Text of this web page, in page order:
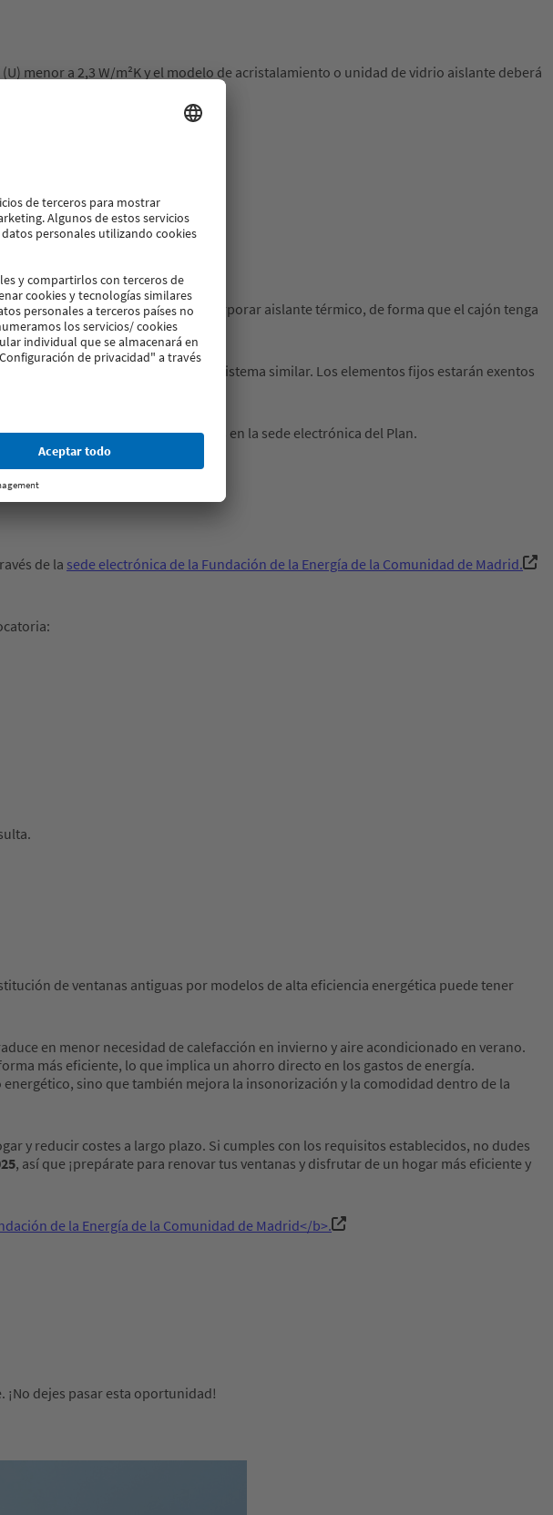
menor a 2,3 W/m²K y el modelo de acristalamiento o unidad de vidrio aislante deberá
España.
al aire clase 4 e incorporar aislante térmico, de forma que el cajón tenga
de rebajo en la hoja pasiva o sistema similar. Los elementos fijos estarán exentos
y motor deberán estar registrados en la sede electrónica del Plan.
colocación en obra.
de la sede electrónica de la Fundación de la Energía de la Comunidad de Madrid.
de ventanas antiguas por modelos de alta eficiencia energética puede tener
en menor necesidad de calefacción en invierno y aire acondicionado en verano.
más eficiente, lo que implica un ahorro directo en los gastos de energía.
sino que también mejora la insonorización y la comodidad dentro de la
y reducir costes a largo plazo. Si cumples con los requisitos establecidos, no dudes
, así que ¡prepárate para renovar tus ventanas y disfrutar de un hogar más eficiente y
de la Energía de la Comunidad de Madrid</b>.
¡No dejes pasar esta oportunidad!